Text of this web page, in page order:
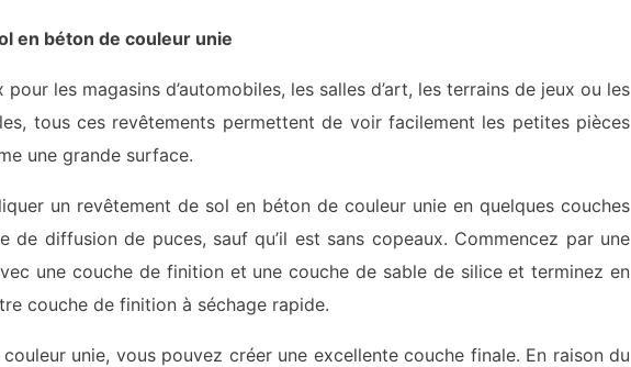
en béton de couleur unie
les magasins d’automobiles, les salles d’art, les terrains de jeux ou les
tous ces revêtements permettent de voir facilement les petites pièces
une grande surface.
un revêtement de sol en béton de couleur unie en quelques couches
de diffusion de puces, sauf qu’il est sans copeaux. Commencez par une
une couche de finition et une couche de sable de silice et terminez en
couche de finition à séchage rapide.
unie, vous pouvez créer une excellente couche finale. En raison du